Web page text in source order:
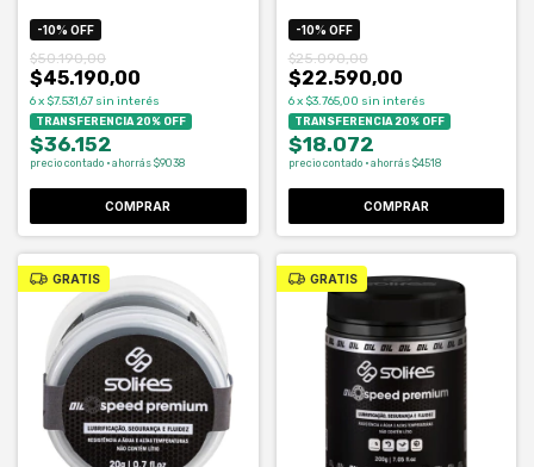
-10% OFF
$45.190,00
$50.190,00
6x $7.531,67 sin interés
TRANSFERENCIA 20% OFF
$36.152
precio contado · ahorrás $9038
-10% OFF
$22.590,00
$25.090,00
6 x $3.765,00 sin interés
TRANSFERENCIA 20% OFF
$18.072
precio contado · ahorrás $4518
COMPRAR
GRATIS GRATIS